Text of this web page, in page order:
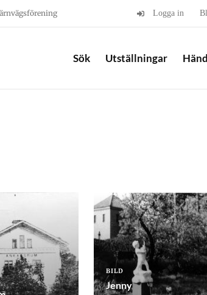
Logga in
Sök Utställningar
BILD
Jenny